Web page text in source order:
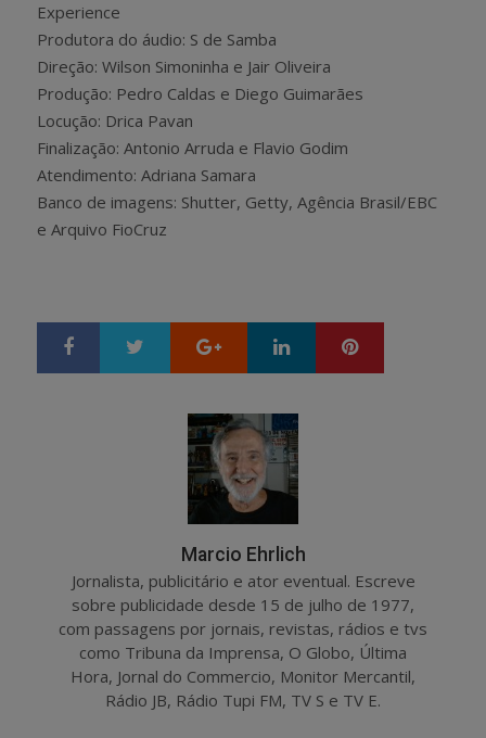
Experience
Produtora do áudio: S de Samba
Direção: Wilson Simoninha e Jair Oliveira
Produção: Pedro Caldas e Diego Guimarães
Locução: Drica Pavan
Finalização: Antonio Arruda e Flavio Godim
Atendimento: Adriana Samara
Banco de imagens: Shutter, Getty, Agência Brasil/EBC
e Arquivo FioCruz
Google+ LinkedIn
Marcio Ehrlich
Jornalista, publicitário e ator eventual. Escreve
sobre publicidade desde 15 de julho de 1977,
com passagens por jornais, revistas, rádios e tvs
como Tribuna da Imprensa, O Globo, Última
Hora, Jornal do Commercio, Monitor Mercantil,
Rádio JB, Rádio Tupi FM, TV S e TV E.